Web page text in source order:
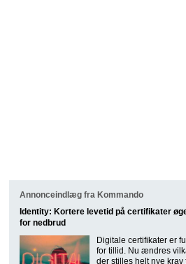
Annonceindlæg fra Kommando
Identity: Kortere levetid på certifikater
for nedbrud
Digitale certifikater er
for tillid. Nu ændres
der stilles helt nye krav